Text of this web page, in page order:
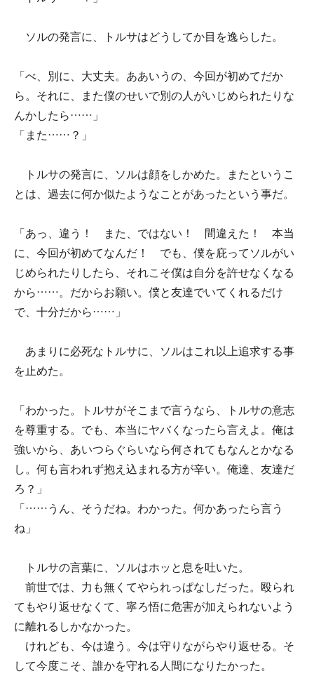
ソルの発言に、トルサはどうしてか目を逸らした。
「べ、別に、大丈夫。ああいうの、今回が初めてだか
ら。それに、また僕のせいで別の人がいじめられたりな
んかしたら……」
「また……？」
トルサの発言に、ソルは顔をしかめた。またというこ
とは、過去に何か似たようなことがあったという事だ。
「あっ、違う！ また、ではない！ 間違えた！ 本当
に、今回が初めてなんだ！ でも、僕を庇ってソルがい
じめられたりしたら、それこそ僕は自分を許せなくなる
から……。だからお願い。僕と友達でいてくれるだけ
で、十分だから……」
あまりに必死なトルサに、ソルはこれ以上追求する事
を止めた。
「わかった。トルサがそこまで言うなら、トルサの意志
を尊重する。でも、本当にヤバくなったら言えよ。俺は
強いから、あいつらぐらいなら何されてもなんとかなる
し。何も言われず抱え込まれる方が辛い。俺達、友達だ
ろ？」
「……うん、そうだね。わかった。何かあったら言う
ね」
トルサの言葉に、ソルはホッと息を吐いた。
前世では、力も無くてやられっぱなしだった。殴られ
てもやり返せなくて、寧ろ悟に危害が加えられないよう
に離れるしかなかった。
けれども、今は違う。今は守りながらやり返せる。そ
して今度こそ、誰かを守れる人間になりたかった。